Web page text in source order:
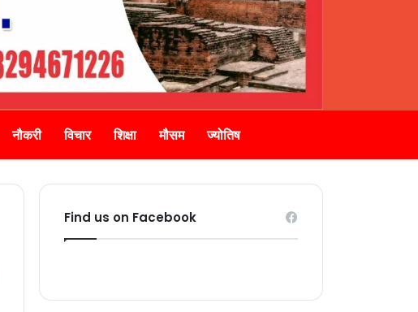
नौकरी विचार शिक्षा मौसम ज्योतिष
Find us on Facebook